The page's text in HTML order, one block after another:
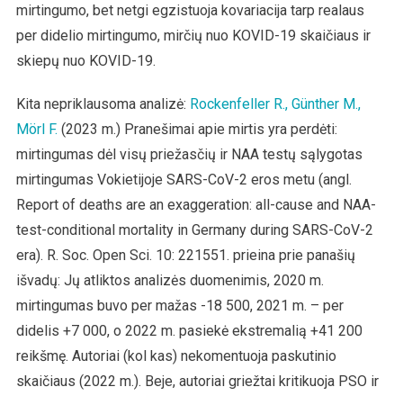
mirtingumo, bet netgi egzistuoja kovariacija tarp realaus
per didelio mirtingumo, mirčių nuo KOVID-19 skaičiaus ir
skiepų nuo KOVID-19.
Kita nepriklausoma analizė: Rockenfeller R., Günther M.,
Mörl F. (2023 m.) Pranešimai apie mirtis yra perdėti:
mirtingumas dėl visų priežasčių ir NAA testų sąlygotas
mirtingumas Vokietijoje SARS-CoV-2 eros metu (angl.
Report of deaths are an exaggeration: all-cause and NAA-
test-conditional mortality in Germany during SARS-CoV-2
era). R. Soc. Open Sci. 10: 221551. prieina prie panašių
išvadų: Jų atliktos analizės duomenimis, 2020 m.
mirtingumas buvo per mažas -18 500, 2021 m. – per
didelis +7 000, o 2022 m. pasiekė ekstremalią +41 200
reikšmę. Autoriai (kol kas) nekomentuoja paskutinio
skaičiaus (2022 m.). Beje, autoriai griežtai kritikuoja PSO ir